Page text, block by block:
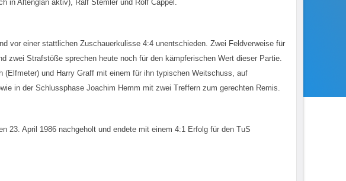
in Altenglan aktiv), Ralf Stemler und Rolf Cappel.
vor einer stattlichen Zuschauerkulisse 4:4 unentschieden. Zwei Feldverweise für
zwei Strafstöße sprechen heute noch für den kämpferischen Wert dieser Partie.
und Harry Graff mit einem für ihn typischen Weitschuss, auf
in der Schlussphase Joachim Hemm mit zwei Treffern zum gerechten Remis.
23. April 1986 nachgeholt und endete mit einem 4:1 Erfolg für den TuS